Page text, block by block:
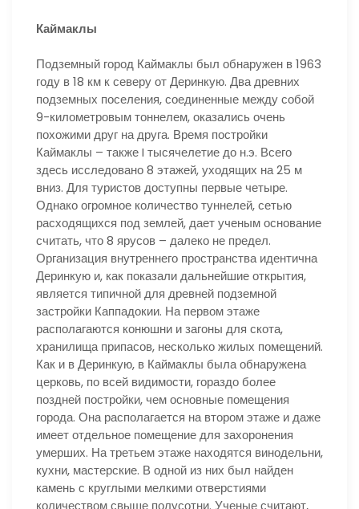
Каймаклы
Подземный город Каймаклы был обнаружен в 1963
году в 18 км к северу от Деринкую. Два древних
подземных поселения, соединенные между собой
9-километровым тоннелем, оказались очень
похожими друг на друга. Время постройки
Каймаклы – также I тысячелетие до н.э. Всего
здесь исследовано 8 этажей, уходящих на 25 м
вниз. Для туристов доступны первые четыре.
Однако огромное количество туннелей, сетью
расходящихся под землей, дает ученым основание
считать, что 8 ярусов – далеко не предел.
Организация внутреннего пространства идентична
Деринкую и, как показали дальнейшие открытия,
является типичной для древней подземной
застройки Каппадокии. На первом этаже
располагаются конюшни и загоны для скота,
хранилища припасов, несколько жилых помещений.
Как и в Деринкую, в Каймаклы была обнаружена
церковь, по всей видимости, гораздо более
поздней постройки, чем основные помещения
города. Она располагается на втором этаже и даже
имеет отдельное помещение для захоронения
умерших. На третьем этаже находятся винодельни,
кухни, мастерские. В одной из них был найден
камень с круглыми мелкими отверстиями
количеством свыше полусотни. Ученые считают,